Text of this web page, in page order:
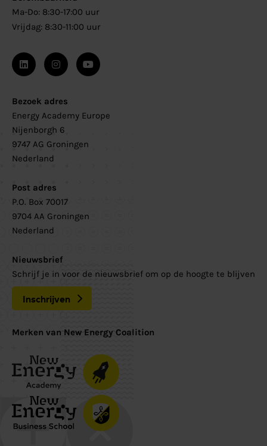
Ma-Do: 8:30-17:00 uur
Vrijdag: 8:30-11:00 uur
Bezoek adres
Energy Academy Europe
Nijenborgh 6
9747 AG Groningen
Nederland
Post adres
P.O. Box 70017
9704 AA Groningen
Nederland
Nieuwsbrief
Schrijf je in voor de nieuwsbrief om op de hoogte te blijven
Inschrijven
Merken van New Energy Coalition